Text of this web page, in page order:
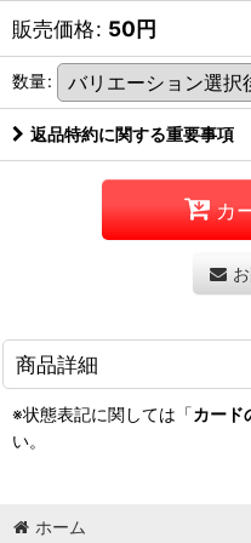
販売価格: 50円
数量:
返品特約に関する重要事項
カ
商品詳細
※状態表記に関しては「カード
い。
ホーム